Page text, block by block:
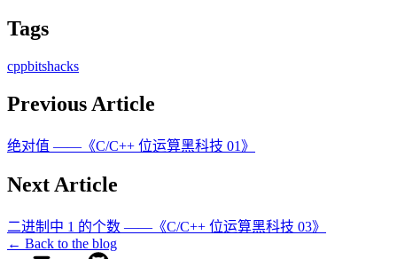
Tags
cppbitshacks
Previous Article
绝对值 ——《C/C++ 位运算黑科技 01》
Next Article
二进制中 1 的个数 ——《C/C++ 位运算黑科技 03》
← Back to the blog